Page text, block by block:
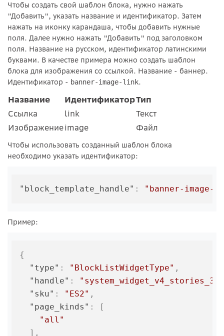
Чтобы создать свой шаблон блока, нужно нажать
"Добавить", указать название и идентификатор. Затем
нажать на иконку карандаша, чтобы добавить нужные
поля. Далее нужно нажать "Добавить" под заголовком
поля. Название на русском, идентификатор латинскими
буквами. В качестве примера можно создать шаблон
блока для изображения со ссылкой. Название - баннер.
Идентификатор - banner-image-link.
Название ИдентификаторТип
Ссылка
link
Текст
Изображениеimage Файл
Чтобы использовать созданный шаблон блока
необходимо указать идентификатор:
"block_template_handle" : "banner-image-
Пример:
{
"type" : "BlockListWidgetType" ,
"handle" : "system_widget_v4_stories_3"
"sku" : "ES2" ,
"page_kinds" :
[
"all"
] ,